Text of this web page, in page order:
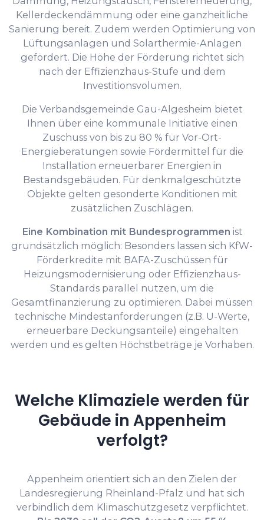
Kellerdeckendämmung oder eine ganzheitliche
Sanierung bereit. Zudem werden Optimierung von
Lüftungsanlagen und Solarthermie-Anlagen
gefördert. Die Höhe der Förderung richtet sich
nach der Effizienzhaus-Stufe und dem
Investitionsvolumen.
Die Verbandsgemeinde Gau-Algesheim bietet
Ihnen über eine kommunale Initiative einen
Zuschuss von bis zu 80 % für Vor-Ort-
Energieberatungen sowie Fördermittel für die
Installation erneuerbarer Energien in
Bestandsgebäuden. Für denkmalgeschützte
Objekte gelten gesonderte Konditionen mit
zusätzlichen Zuschlägen.
Eine Kombination mit Bundesprogrammen ist
grundsätzlich möglich: Besonders lassen sich KfW-
Förderkredite mit BAFA-Zuschüssen für
Heizungsmodernisierung oder Effizienzhaus-
Standards parallel nutzen, um die
Gesamtfinanzierung zu optimieren. Dabei müssen
technische Mindestanforderungen (z.B. U-Werte,
erneuerbare Deckungsanteile) eingehalten
werden und es gelten Höchstbeträge je Vorhaben.
Welche Klimaziele werden für
Gebäude in Appenheim
verfolgt?
Appenheim orientiert sich an den Zielen der
Landesregierung Rheinland-Pfalz und hat sich
verbindlich dem Klimaschutzgesetz verpflichtet.